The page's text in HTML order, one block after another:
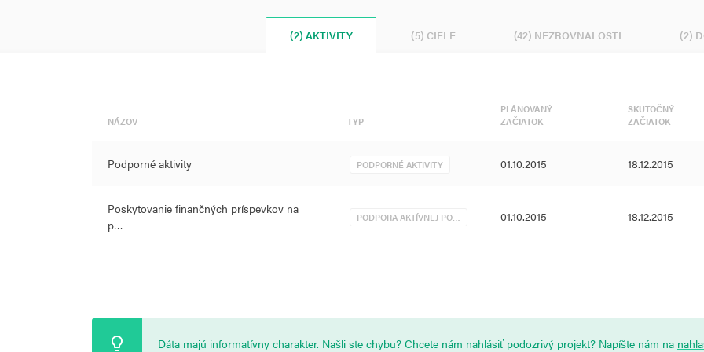
(2) AKTIVITY (5) CIELE (42) NEZROVNALOSTI (2)
NÁZOV TYP
PLÁNOVANÝ
ZAČIATOK
SKUTOČNÝ
ZAČIATOK
Podporné aktivity PODPORNÉ AKTIVITY 01.10.2015 18.12.2015
Poskytovanie finančných príspevkov na
p…
PODPORA AKTÍVNEJ PO… 01.10.2015 18.12.2015
Dáta majú informatívny charakter. Našli ste chybu? Chcete nám nahlásiť podozrivý projekt? Napíšte nám na